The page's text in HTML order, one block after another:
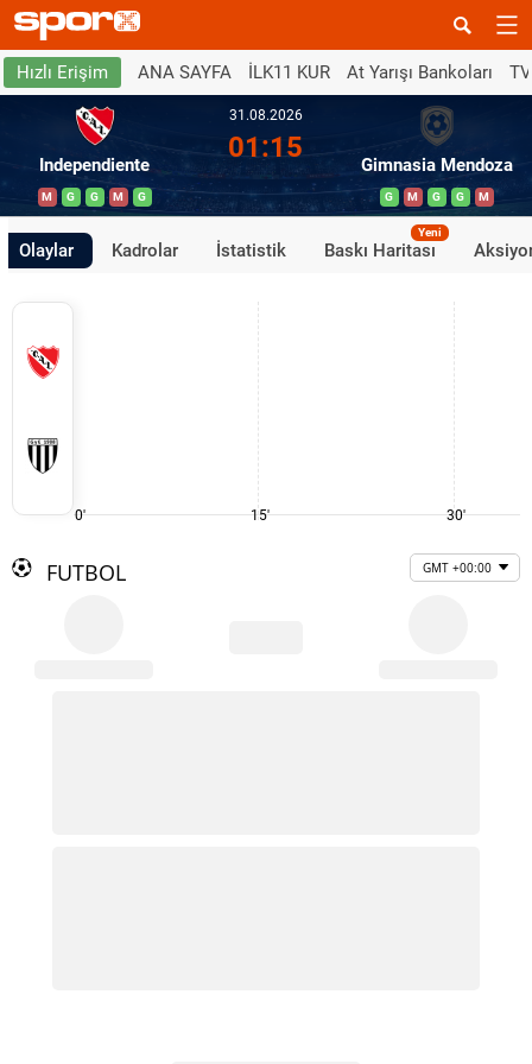
Hızlı Erişim ANA SAYFA İLK11 KUR At Yarışı Bankoları
Independiente
M G G M G
31.08.2026
01:15
Gimnasia Mendoza
G M G G M
Olaylar Kadrolar İstatistik Baskı Haritası
Yeni
0' 15' 30'
FUTBOL GMT +00:00